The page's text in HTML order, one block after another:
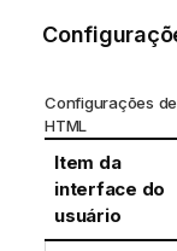
Configurações
HTML
Item da
interface do
usuário